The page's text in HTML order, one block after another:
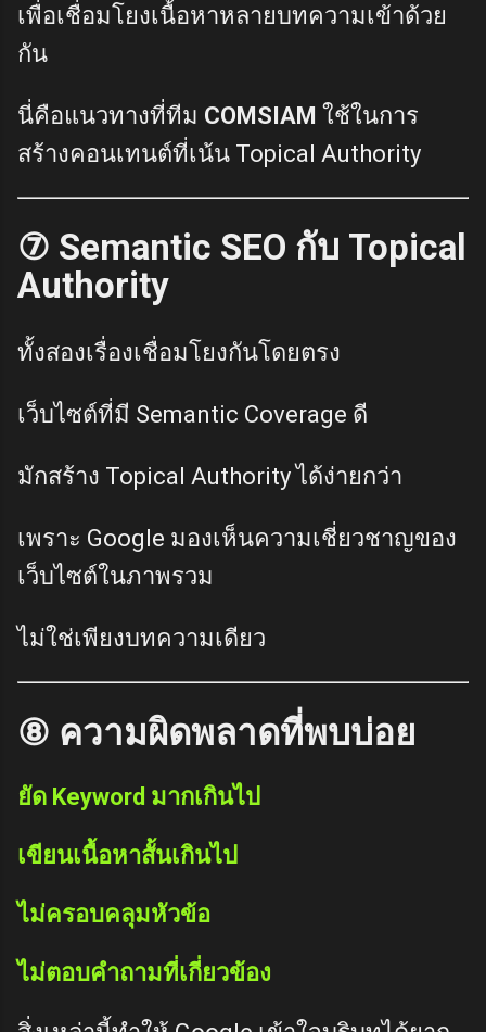
เพื่อเชื่อมโยงเนื้อหาหลายบทความเข้าด้วย
กัน
นี่คือแนวทางที่ทีม COMSIAM ใช้ในการ
สร้างคอนเทนต์ที่เน้น Topical Authority
⑦ Semantic SEO กับ Topical
Authority
ทั้งสองเรื่องเชื่อมโยงกันโดยตรง
เว็บไซต์ที่มี Semantic Coverage ดี
มักสร้าง Topical Authority ได้ง่ายกว่า
เพราะ Google มองเห็นความเชี่ยวชาญของ
เว็บไซต์ในภาพรวม
ไม่ใช่เพียงบทความเดียว
⑧ ความผิดพลาดที่พบบ่อย
ยัด Keyword มากเกินไป
เขียนเนื้อหาสั้นเกินไป
ไม่ครอบคลุมหัวข้อ
ไม่ตอบคำถามที่เกี่ยวข้อง